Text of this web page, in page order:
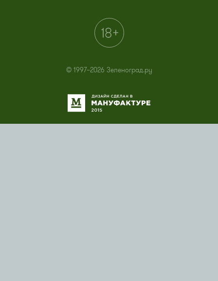
© 1997–2026 Зеленоград.ру